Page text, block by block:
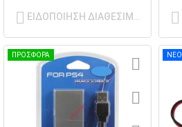
ΕΙΔΟΠΟΙΗΣΗ ΔΙΑΘΕΣΙΜΟΤΗΤΑΣ
ΠΡΟΣΦΟΡΑ ΝΕΟ